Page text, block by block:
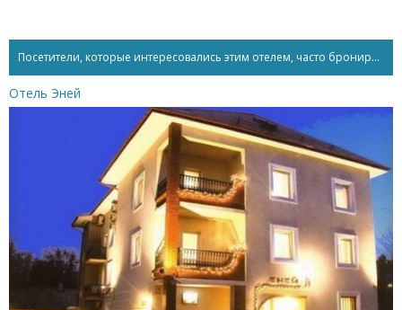
Посетители, которые интересовались этим отелем, часто бронируют...
Отель Эней